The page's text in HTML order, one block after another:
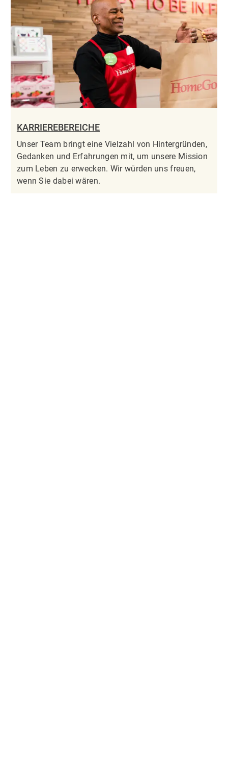
KARRIEREBEREICHE
Unser Team bringt eine Vielzahl von Hintergründen,
Gedanken und Erfahrungen mit, um unsere Mission
zum Leben zu erwecken. Wir würden uns freuen,
wenn Sie dabei wären.